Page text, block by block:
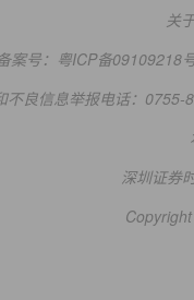
关
案号： 粤ICP备09109218
不良信息举报电话：0755-
深圳证券